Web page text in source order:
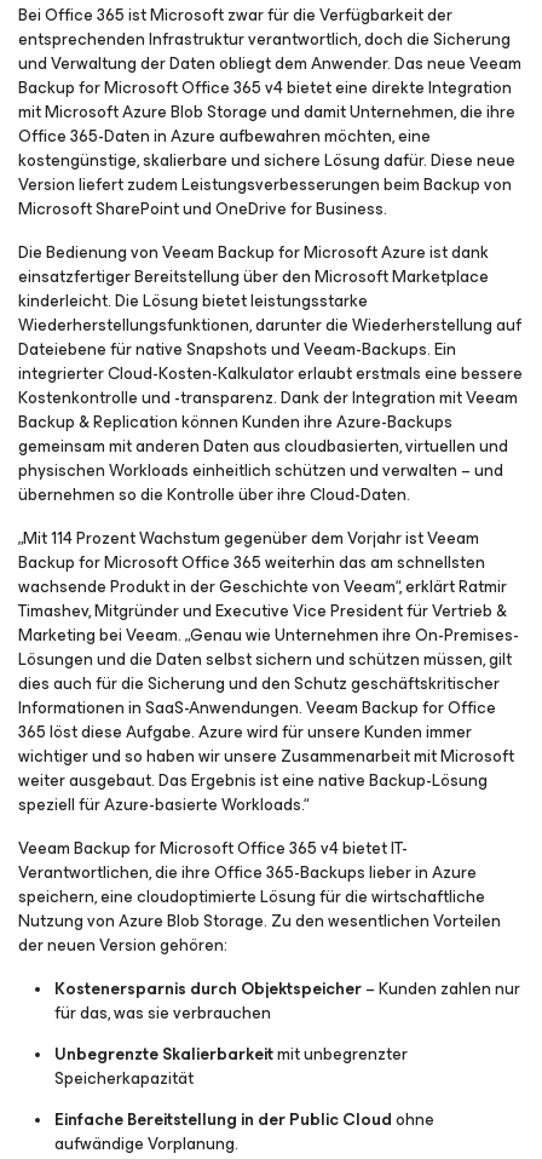
Bei Office 365 ist Microsoft zwar für die Verfügbarkeit der
entsprechenden Infrastruktur verantwortlich, doch die Sicherung
und Verwaltung der Daten obliegt dem Anwender. Das neue Veeam
Backup for Microsoft Office 365 v4 bietet eine direkte Integration
mit Microsoft Azure Blob Storage und damit Unternehmen, die ihre
Office 365-Daten in Azure aufbewahren möchten, eine
kostengünstige, skalierbare und sichere Lösung dafür. Diese neue
Version liefert zudem Leistungsverbesserungen beim Backup von
Microsoft SharePoint und OneDrive for Business.
Die Bedienung von Veeam Backup for Microsoft Azure ist dank
einsatzfertiger Bereitstellung über den Microsoft Marketplace
kinderleicht. Die Lösung bietet leistungsstarke
Wiederherstellungsfunktionen, darunter die Wiederherstellung auf
Dateiebene für native Snapshots und Veeam-Backups. Ein
integrierter Cloud-Kosten-Kalkulator erlaubt erstmals eine bessere
Kostenkontrolle und -transparenz. Dank der Integration mit Veeam
Backup & Replication können Kunden ihre Azure-Backups
gemeinsam mit anderen Daten aus cloudbasierten, virtuellen und
physischen Workloads einheitlich schützen und verwalten – und
übernehmen so die Kontrolle über ihre Cloud-Daten.
„Mit 114 Prozent Wachstum gegenüber dem Vorjahr ist Veeam
Backup for Microsoft Office 365 weiterhin das am schnellsten
wachsende Produkt in der Geschichte von Veeam“, erklärt Ratmir
Timashev, Mitgründer und Executive Vice President für Vertrieb &
Marketing bei Veeam. „Genau wie Unternehmen ihre On-Premises-
Lösungen und die Daten selbst sichern und schützen müssen, gilt
dies auch für die Sicherung und den Schutz geschäftskritischer
Informationen in SaaS-Anwendungen. Veeam Backup for Office
365 löst diese Aufgabe. Azure wird für unsere Kunden immer
wichtiger und so haben wir unsere Zusammenarbeit mit Microsoft
weiter ausgebaut. Das Ergebnis ist eine native Backup-Lösung
speziell für Azure-basierte Workloads.“
Veeam Backup for Microsoft Office 365 v4 bietet IT-
Verantwortlichen, die ihre Office 365-Backups lieber in Azure
speichern, eine cloudoptimierte Lösung für die wirtschaftliche
Nutzung von Azure Blob Storage. Zu den wesentlichen Vorteilen
der neuen Version gehören:
Kostenersparnis durch Objektspeicher– Kunden zahlen nur
für das, was sie verbrauchen
Unbegrenzte Skalierbarkeitmit unbegrenzter
Speicherkapazität
Einfache Bereitstellung in der Public Cloudohne
aufwändige Vorplanung.